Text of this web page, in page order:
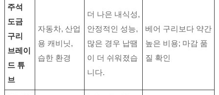
주석
도금
구리
브레이
드 튜
브
자동차, 산업
용 캐비닛,
습한 환경
더 나은 내식성,
안정적인 성능,
많은 경우 납땜
이 더 쉬워졌습
니다.
베어 구리보다 약간
높은 비용; 마감 품
질 확인